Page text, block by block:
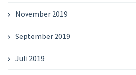
November 2019
September 2019
Juli 2019